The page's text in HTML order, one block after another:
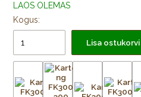
LAOS OLEMAS
Kogus:
Lisa ostukorvi